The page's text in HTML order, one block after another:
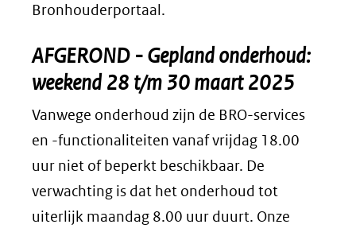
Bronhouderportaal.
AFGEROND - Gepland onderhoud:
weekend 28 t/m 30 maart 2025
Vanwege onderhoud zijn de BRO-services
en -functionaliteiten vanaf vrijdag 18.00
uur niet of beperkt beschikbaar. De
verwachting is dat het onderhoud tot
uiterlijk maandag 8.00 uur duurt. Onze